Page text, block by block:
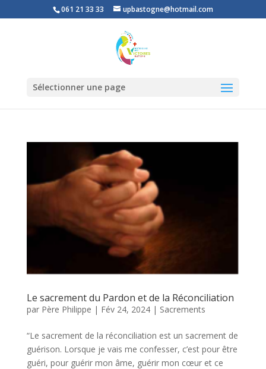
061 21 33 33 upbastogne@hotmail.com
Sélectionner une page
Le sacrement du Pardon et de la Réconciliation
par Père Philippe | Fév 24, 2024| Sacrements
“Le sacrement de la réconciliation est un sacrement de
guérison. Lorsque je vais me confesser, c’est pour être
guéri, pour guérir mon âme, guérir mon cœur et ce